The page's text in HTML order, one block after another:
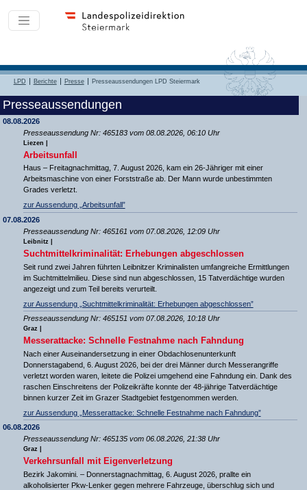
LPD Berichte Presse Presseaussendungen LPD Steiermark
Presseaussendungen
08.08.2026
Presseaussendung Nr: 465183 vom 08.08.2026, 06:10 Uhr
Liezen |
Arbeitsunfall
Haus – Freitagnachmittag, 7. August 2026, kam ein 26-Jähriger mit einer
Arbeitsmaschine von einer Forststraße ab. Der Mann wurde unbestimmten
Grades verletzt.
zur Aussendung „Arbeitsunfall”
07.08.2026
Presseaussendung Nr: 465161 vom 07.08.2026, 12:09 Uhr
Leibnitz |
Suchtmittelkriminalität: Erhebungen abgeschlossen
Seit rund zwei Jahren führten Leibnitzer Kriminalisten umfangreiche Ermittlungen
im Suchtmittelmilieu. Diese sind nun abgeschlossen, 15 Tatverdächtige wurden
angezeigt und zum Teil bereits verurteilt.
zur Aussendung „Suchtmittelkriminalität: Erhebungen abgeschlossen”
Presseaussendung Nr: 465151 vom 07.08.2026, 10:18 Uhr
Graz |
Messerattacke: Schnelle Festnahme nach Fahndung
Nach einer Auseinandersetzung in einer Obdachlosenunterkunft
Donnerstagabend, 6. August 2026, bei der drei Männer durch Messerangriffe
verletzt worden waren, leitete die Polizei umgehend eine Fahndung ein. Dank des
raschen Einschreitens der Polizeikräfte konnte der 48-jährige Tatverdächtige
binnen kurzer Zeit im Grazer Stadtgebiet festgenommen werden.
zur Aussendung „Messerattacke: Schnelle Festnahme nach Fahndung”
06.08.2026
Presseaussendung Nr: 465135 vom 06.08.2026, 21:38 Uhr
Graz |
Verkehrsunfall mit Eigenverletzung
Bezirk Jakomini. – Donnerstagnachmittag, 6. August 2026, prallte ein
alkoholisierter Pkw-Lenker gegen mehrere Fahrzeuge, überschlug sich und